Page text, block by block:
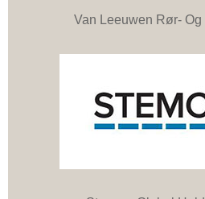
Van Leeuwen Rør-